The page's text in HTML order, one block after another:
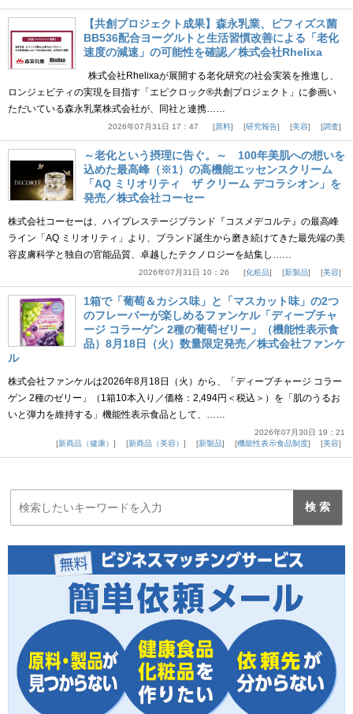
【共創プロジェクト成果】森永乳業、ビフィズス菌
BB536配合ヨーグルトと生活習慣改善による「老化
速度の減速」の可能性を確認／株式会社Rhelixa
株式会社Rhelixaが展開する老化研究の社会実装を推進し、
ロンジェビティの実現を目指す「エピクロック®共創プロジェクト」に参画い
ただいている森永乳業株式会社が、同社と連携……
2026年07月31日 17：47 原料 研究報告 美容 調査
～老化という摂理に告ぐ。～ 100年美肌への想いを
込めた最高峰（※1）の高機能エッセンスクリーム
「AQ ミリオリティ ザ クリーム デコラシオン」を
発売／株式会社コーセー
株式会社コーセーは、ハイプレステージブランド『コスメデコルテ』の最高峰
ライン「AQ ミリオリティ」より、ブランド誕生から磨き続けてきた最先端の美
容皮膚科学と独自の官能品質、卓越したテクノロジーを結集し……
2026年07月31日 10：26 化粧品 新製品 美容
1箱で「葡萄＆カシス味」と「マスカット味」の2つ
のフレーバーが楽しめるファンケル「ディープチャ
ージ コラーゲン 2種の葡萄ゼリー」（機能性表示食
品）8月18日（火）数量限定発売／株式会社ファンケ
ル
株式会社ファンケルは2026年8月18日（火）から、「ディープチャージ コラー
ゲン 2種のゼリー」（1箱10本入り／価格：2,494円＜税込＞）を「肌のうるお
いと弾力を維持する」機能性表示食品として、……
2026年07月30日 19：21
新商品（健康）
新商品（美容） 新製品 機能性表示食品制度 美容